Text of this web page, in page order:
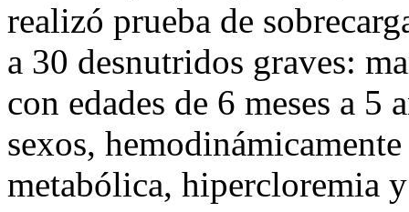
realizó prueba de
a 30 desnutridos graves:
con edades de 6 meses a
sexos,
metabólica, hipercloremia